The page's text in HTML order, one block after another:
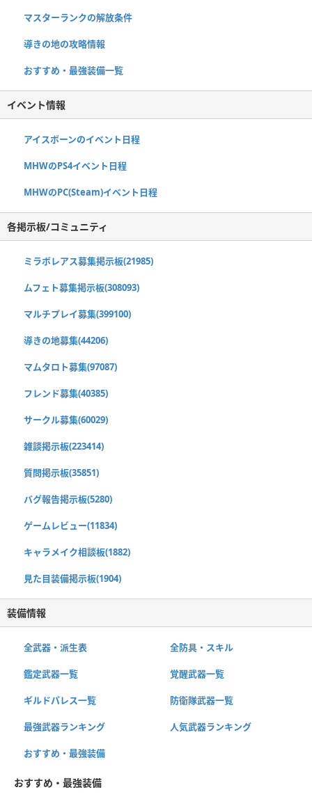
マスターランクの解放条件
導きの地の攻略情報
おすすめ・最強装備一覧
イベント情報
アイスボーンのイベント日程
MHWのPS4イベント日程
MHWのPC(Steam)イベント日程
各掲示板/コミュニティ
ミラボレアス募集掲示板(21985)
ムフェト募集掲示板(308093)
マルチプレイ募集(399100)
導きの地募集(44206)
マムタロト募集(97087)
フレンド募集(40385)
サークル募集(60029)
雑談掲示板(223414)
質問掲示板(35851)
バグ報告掲示板(5280)
ゲームレビュー(11834)
キャラメイク相談板(1882)
見た目装備掲示板(1904)
装備情報
全武器・派生表 全防具・スキル
鑑定武器一覧 覚醒武器一覧
ギルドパレス一覧 防衛隊武器一覧
最強武器ランキング 人気武器ランキング
おすすめ・最強装備
おすすめ・最強装備